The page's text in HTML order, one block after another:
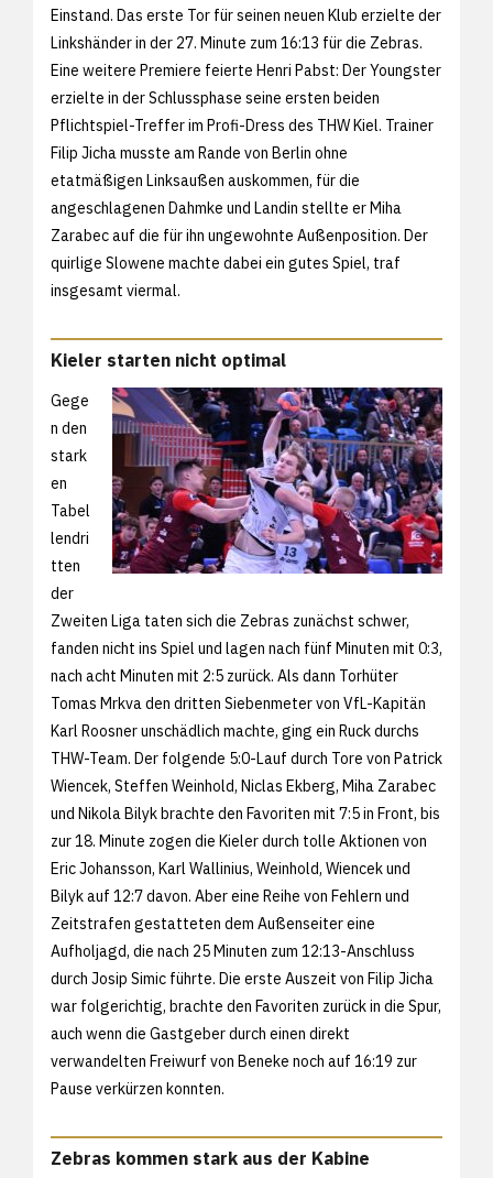
Einstand. Das erste Tor für seinen neuen Klub erzielte der
Linkshänder in der 27. Minute zum 16:13 für die Zebras.
Eine weitere Premiere feierte Henri Pabst: Der Youngster
erzielte in der Schlussphase seine ersten beiden
Pflichtspiel-Treffer im Profi-Dress des THW Kiel. Trainer
Filip Jicha musste am Rande von Berlin ohne
etatmäßigen Linksaußen auskommen, für die
angeschlagenen Dahmke und Landin stellte er Miha
Zarabec auf die für ihn ungewohnte Außenposition. Der
quirlige Slowene machte dabei ein gutes Spiel, traf
insgesamt viermal.
Kieler starten nicht optimal
Gege
n den
stark
en
Tabel
lendri
tten
der
Zweiten Liga taten sich die Zebras zunächst schwer,
fanden nicht ins Spiel und lagen nach fünf Minuten mit 0:3,
nach acht Minuten mit 2:5 zurück. Als dann Torhüter
Tomas Mrkva den dritten Siebenmeter von VfL-Kapitän
Karl Roosner unschädlich machte, ging ein Ruck durchs
THW-Team. Der folgende 5:0-Lauf durch Tore von Patrick
Wiencek, Steffen Weinhold, Niclas Ekberg, Miha Zarabec
und Nikola Bilyk brachte den Favoriten mit 7:5 in Front, bis
zur 18. Minute zogen die Kieler durch tolle Aktionen von
Eric Johansson, Karl Wallinius, Weinhold, Wiencek und
Bilyk auf 12:7 davon. Aber eine Reihe von Fehlern und
Zeitstrafen gestatteten dem Außenseiter eine
Aufholjagd, die nach 25 Minuten zum 12:13-Anschluss
durch Josip Simic führte. Die erste Auszeit von Filip Jicha
war folgerichtig, brachte den Favoriten zurück in die Spur,
auch wenn die Gastgeber durch einen direkt
verwandelten Freiwurf von Beneke noch auf 16:19 zur
Pause verkürzen konnten.
Zebras kommen stark aus der Kabine